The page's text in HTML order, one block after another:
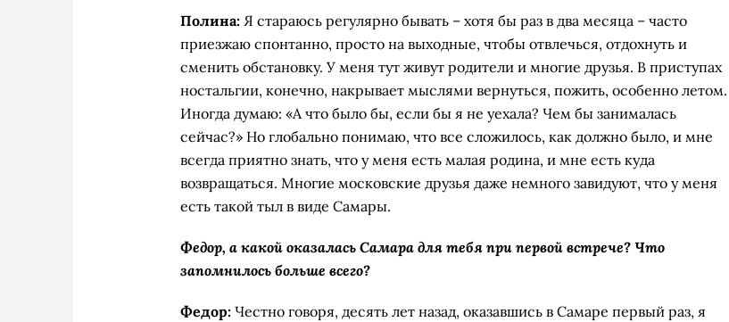
Полина: Я стараюсь регулярно бывать – хотя бы раз в два месяца – часто
приезжаю спонтанно, просто на выходные, чтобы отвлечься, отдохнуть и
сменить обстановку. У меня тут живут родители и многие друзья. В приступах
ностальгии, конечно, накрывает мыслями вернуться, пожить, особенно летом.
Иногда думаю: «А что было бы, если бы я не уехала? Чем бы занималась
сейчас?» Но глобально понимаю, что все сложилось, как должно было, и мне
всегда приятно знать, что у меня есть малая родина, и мне есть куда
возвращаться. Многие московские друзья даже немного завидуют, что у меня
есть такой тыл в виде Самары.
Федор, а какой оказалась Самара для тебя при первой встрече? Что
запомнилось больше всего?
Федор: Честно говоря, десять лет назад, оказавшись в Самаре первый раз, я